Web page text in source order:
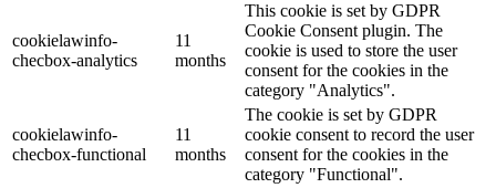
cookielawinfo-
checbox-analytics
11
months
This cookie is set by GDPR
Cookie Consent plugin. The
cookie is used to store the user
consent for the cookies in the
category "Analytics".
cookielawinfo-
checbox-functional
11
months
The cookie is set by GDPR
cookie consent to record the user
consent for the cookies in the
category "Functional".